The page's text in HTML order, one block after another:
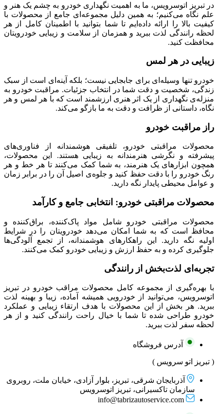
در تبریز اتوسرویس، ما به اهمیت نگهداری خودرو به چشم یک هنر و
علم نگاه می‌کنیم؛ به همین دلیل مجموعه‌ای جامع از محصولات با
کیفیت بالا را ارائه داده‌ایم تا شما بتوانید با اطمینان کامل از هر
لحظه رانندگی لذت ببرید و همزمان از سلامت و زیبایی خودرویتان
محافظت کنید.
زیبایی در هر لمس
خودرو تنها وسیله‌ای برای جابجایی نیست؛ بلکه آینه‌ای است از سبک
زندگی، شخصیت و دقت شما در انتخاب جزئیات. مراقبت خودرو به
منزله‌ی نگهداری از یک اثر هنری ارزشمند است که با هر لمس و هر
نگاه، داستانی از ظرافت و دقت به ما بازگو می‌کند.
راز مراقبت خودرو
محصولات مراقبتی خودرو، تلفیقی هوشمندانه از فناوری‌های
پیشرفته و نگرشی هنرمندانه به زیبایی هستند. این محصولات،
همچون ابزارهای یک هنرمند، به شما کمک می‌کنند تا هر خط و هر
رنگ خودرو را با دقت حفظ کنید و جلوه‌ی اصیل آن را در برابر زمان
و عوامل محیطی پایدار نگه دارید.
محصولات مراقبتی خودرو: انتخابی جامع و کارآمد
محصولات مراقبتی خودرو شامل مواد پاک‌کننده، براق‌کننده و
محافظ است که به شما امکان می‌دهد خودرویتان را در شرایط
اولیه نگه دارید. این راهکارهای هوشمندانه، از تجمع آلودگی‌ها
جلوگیری کرده و به حفظ ارزش و زیبایی خودرو کمک می‌کنند.
تجربه‌ای لذت‌بخش از رانندگی
با بهره‌گیری از مجموعه کامل محصولات مراقب خودرو در تبریز
اتوسرویس، می‌توانید از خودرویی همیشه آماده، زیبا و بهینه لذت
ببرید. هر بخش از این محصولات با هدف ارتقاء زیبایی و عملکرد
خودرو طراحی شده تا شما با خیال راحت رانندگی کنید و از هر
لحظه سفر لذت ببرید.
آدرس فروشگاه
( تبریز اتو سرویس )
آذربایجان شرقی، تبریز، بلوار آزادی، خیابان ملت، روبروی
سازمان تاکسیرانی، تبریز اتوسرویس
info@tabrizautoservice.com